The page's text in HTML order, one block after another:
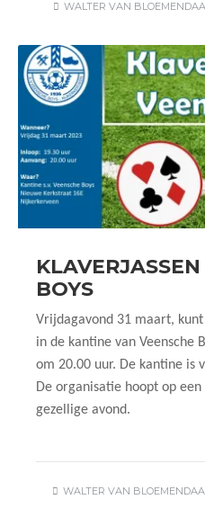
WALTER VAN
BOYS
Vrijdagavond 31 maart,
in de kantine van Veensche
om 20.00 uur. De kantine is
De organisatie hoopt op
gezellige avond.
WALTER VAN